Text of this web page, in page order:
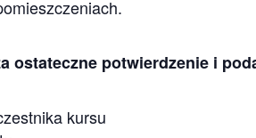
ostateczne potwierdzenie i
kursu